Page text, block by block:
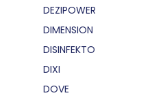
DEZIPOWER
DIMENSION
DISINFEKTO
DIXI
DOVE